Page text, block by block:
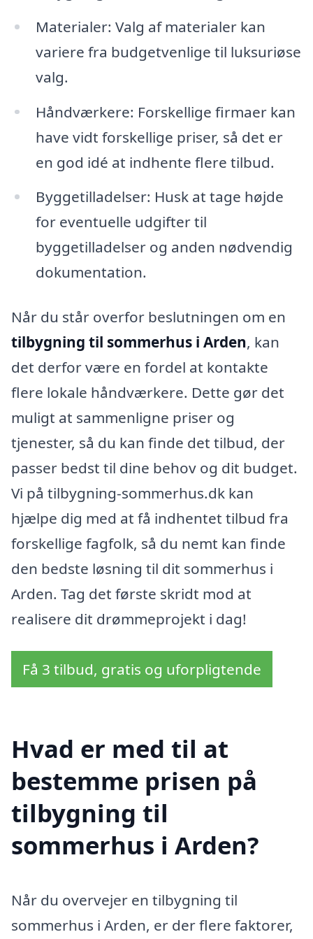
Materialer: Valg af materialer kan
variere fra budgetvenlige til luksuriøse
valg.
Håndværkere: Forskellige firmaer kan
have vidt forskellige priser, så det er
en god idé at indhente flere tilbud.
Byggetilladelser: Husk at tage højde
for eventuelle udgifter til
byggetilladelser og anden nødvendig
dokumentation.
Når du står overfor beslutningen om en
tilbygning til sommerhus i Arden, kan
det derfor være en fordel at kontakte
flere lokale håndværkere. Dette gør det
muligt at sammenligne priser og
tjenester, så du kan finde det tilbud, der
passer bedst til dine behov og dit budget.
Vi på tilbygning-sommerhus.dk kan
hjælpe dig med at få indhentet tilbud fra
forskellige fagfolk, så du nemt kan finde
den bedste løsning til dit sommerhus i
Arden. Tag det første skridt mod at
realisere dit drømmeprojekt i dag!
Få 3 tilbud, gratis og uforpligtende
Hvad er med til at
bestemme prisen på
tilbygning til
sommerhus i Arden?
Når du overvejer en tilbygning til
sommerhus i Arden, er der flere faktorer,